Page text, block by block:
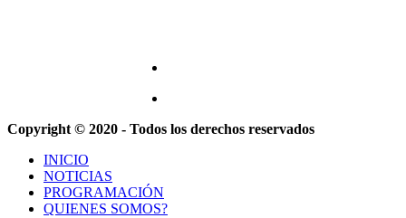
Copyright © 2020 - Todos los derechos reservados
INICIO
NOTICIAS
PROGRAMACIÓN
QUIENES SOMOS?